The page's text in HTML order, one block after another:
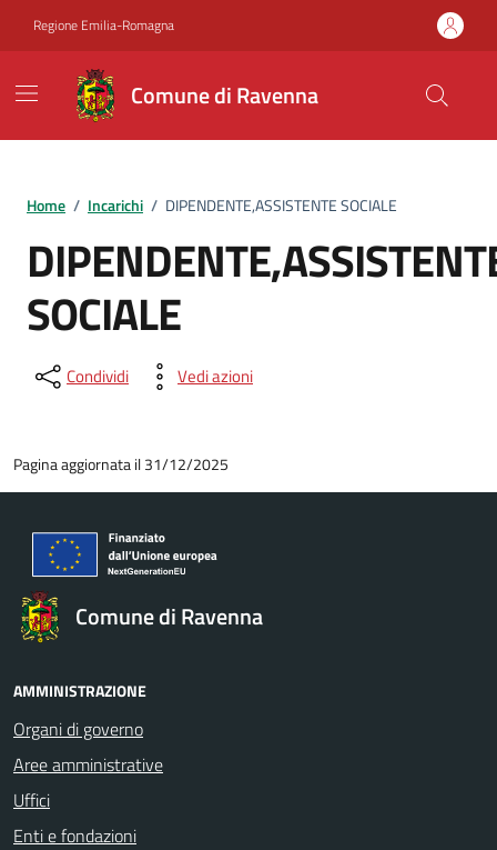
Regione Emilia-Romagna
Comune di Ravenna
Home / Incarichi / DIPENDENTE,ASSISTENTE SOCIALE
SOCIALE
Condividi Vedi azioni
Pagina aggiornata il 31/12/2025
Comune di Ravenna
AMMINISTRAZIONE
Organi di governo
Aree amministrative
Uffici
Enti e fondazioni